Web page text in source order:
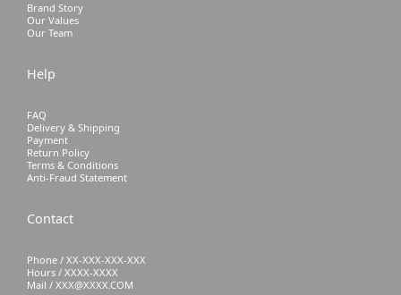
Brand Story
Our Values
Our Team
Help
FAQ
Delivery & Shipping
Payment
Return Policy
Terms & Conditions
Anti-Fraud Statement
Contact
Phone / XX-XXX-XXX-XXX
Hours / XXXX-XXXX
Mail / XXX@XXXX.COM